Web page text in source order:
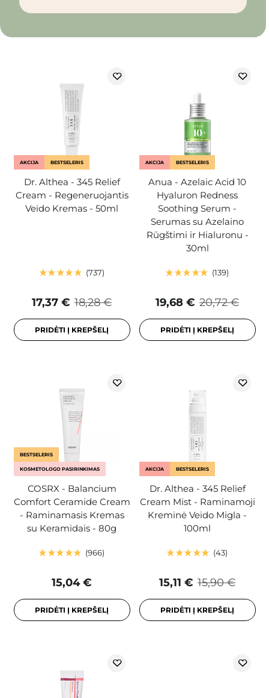
AKCIJA BESTSELERIS
Dr. Althea - 345 Relief
Cream - Regeneruojantis
Veido Kremas - 50ml
737
18,28 €
17,37 €
PRIDĖTI Į KREPŠELĮ
AKCIJA BESTSELERIS
Anua - Azelaic Acid 10
Hyaluron Redness
Soothing Serum -
Serumas su Azelaino
Rūgštimi ir Hialuronu -
30ml
139
20,72 €
19,68 €
PRIDĖTI Į KREPŠELĮ
BESTSELERIS
KOSMETOLOGO PASIRINKIMAS
COSRX - Balancium
Comfort Ceramide Cream
- Raminamasis Kremas
su Keramidais - 80g
966
15,04 €
PRIDĖTI Į KREPŠELĮ
AKCIJA BESTSELERIS
Dr. Althea - 345 Relief
Cream Mist - Raminamoji
Kreminė Veido Migla -
100ml
43
15,90 €
15,11 €
PRIDĖTI Į KREPŠELĮ